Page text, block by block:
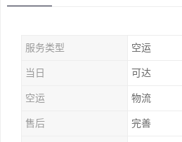
服务类型 空运
当日 可达
空运 物流
售后 完善